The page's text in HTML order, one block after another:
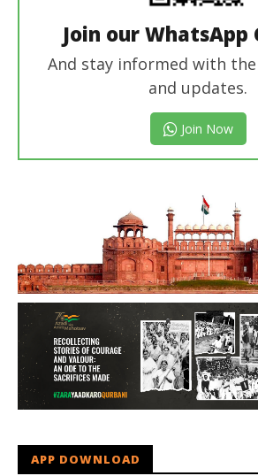
Join our WhatsApp
And stay informed with
and updates.
Join Now
APP DOWNLOAD